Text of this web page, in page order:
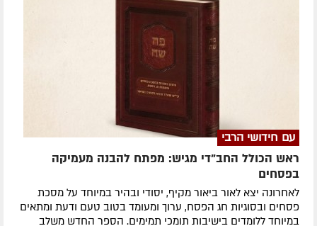
עם חידושי הרבי
ראש הכולל החב"די מגיש: מפתח להבנה מעמיקה
בפסחים
לאחרונה ​יצא לאור ביאור מקיף, יסודי ובהיר במיוחד על מסכת
פסחים ובסוגיות חג הפסח, ערוך ומעומד בטוב טעם ודעת ומתאים
במיוחד ללומדים בישיבות תומכי תמימים. ​הספר החדש משלב